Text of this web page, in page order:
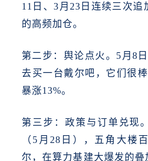
11日、3月23日连续三次追
的高频加仓。
第二步：舆论点火。 5月8
去买一台戴尔吧，它们很
暴涨13%。
第三步：政策与订单兑现。
（ 5月28日），五角大楼
尔，在算力基建大爆发的